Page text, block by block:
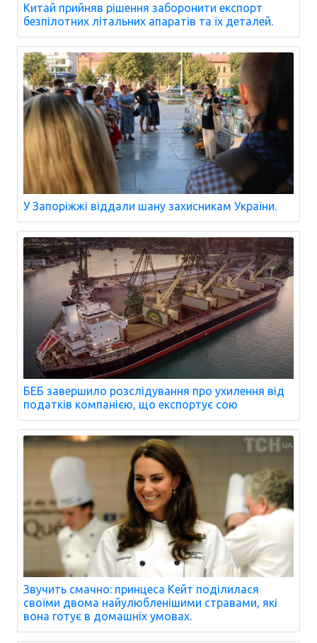
Китай прийняв рішення заборонити експорт
безпілотних літальних апаратів та їх деталей.
У Запоріжжі віддали шану захисникам України.
БЕБ завершило розслідування про ухилення від
податків компанією, що експортує сою
Звучить смачно: принцеса Кейт поділилася
своїми двома найулюбленішими стравами, які
вона готує в домашніх умовах.